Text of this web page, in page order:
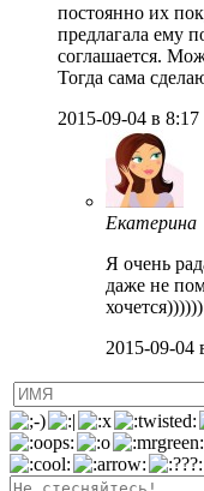
постоянно их
предлагала ему
соглашается.
Тогда сама
2015-09-04 в 8:17
Екатерина
Я очень
даже не
хочется))))))
2015-09-04